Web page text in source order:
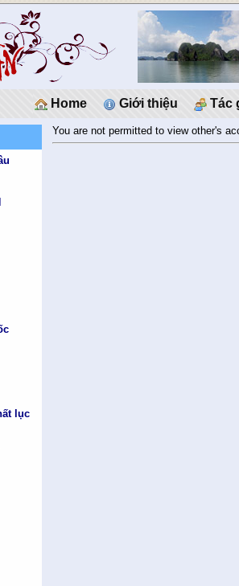
Home Giới thiệu Tác
lục
You are not permitted to view other's